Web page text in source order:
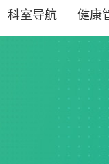
科室导航 健康